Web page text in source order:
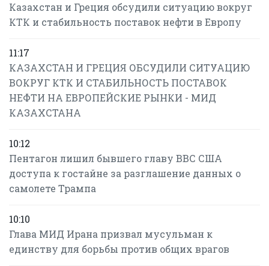
Казахстан и Греция обсудили ситуацию вокруг
КТК и стабильность поставок нефти в Европу
11:17
КАЗАХСТАН И ГРЕЦИЯ ОБСУДИЛИ СИТУАЦИЮ
ВОКРУГ КТК И СТАБИЛЬНОСТЬ ПОСТАВОК
НЕФТИ НА ЕВРОПЕЙСКИЕ РЫНКИ - МИД
КАЗАХСТАНА
10:12
Пентагон лишил бывшего главу ВВС США
доступа к гостайне за разглашение данных о
самолете Трампа
10:10
Глава МИД Ирана призвал мусульман к
единству для борьбы против общих врагов